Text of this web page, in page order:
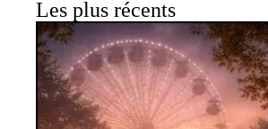
Les plus récents